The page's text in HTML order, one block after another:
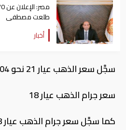
طلعت مصطفى
أخبار
سجَّل سعر الذهب عيار 21 نحو 704 جنيه.
سعر جرام الذهب عيار 18
كما سجَّل سعر جرام الذهب عيار 18 نحو 603 جنيه.